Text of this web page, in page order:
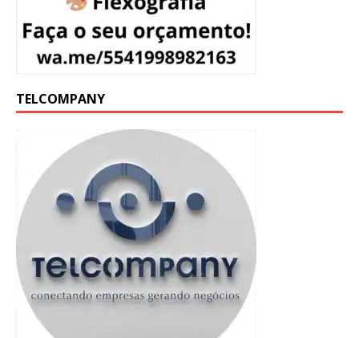
TELCOMPANY